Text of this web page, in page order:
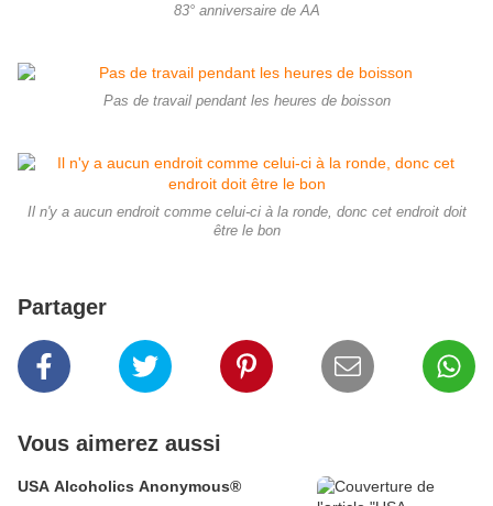
83° anniversaire de AA
Pas de travail pendant les heures de boisson
Il n'y a aucun endroit comme celui-ci à la ronde, donc cet endroit doit
être le bon
Partager
Vous aimerez aussi
USA Alcoholics Anonymous®